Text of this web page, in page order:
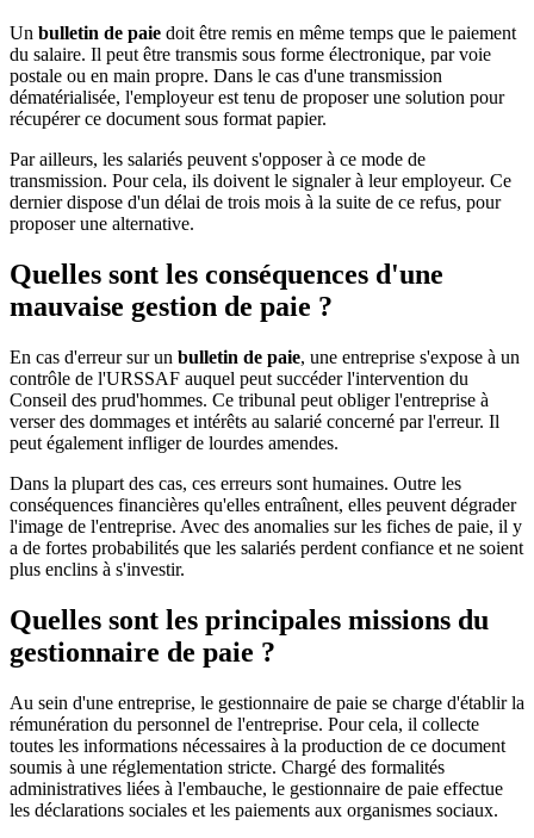
Un bulletin de paie doit être remis en même temps que le paiement
du salaire. Il peut être transmis sous forme électronique, par voie
postale ou en main propre. Dans le cas d'une transmission
dématérialisée, l'employeur est tenu de proposer une solution pour
récupérer ce document sous format papier.
Par ailleurs, les salariés peuvent s'opposer à ce mode de
transmission. Pour cela, ils doivent le signaler à leur employeur. Ce
dernier dispose d'un délai de trois mois à la suite de ce refus, pour
proposer une alternative.
Quelles sont les conséquences d'une
mauvaise gestion de paie ?
En cas d'erreur sur un bulletin de paie, une entreprise s'expose à un
contrôle de l'URSSAF auquel peut succéder l'intervention du
Conseil des prud'hommes. Ce tribunal peut obliger l'entreprise à
verser des dommages et intérêts au salarié concerné par l'erreur. Il
peut également infliger de lourdes amendes.
Dans la plupart des cas, ces erreurs sont humaines. Outre les
conséquences financières qu'elles entraînent, elles peuvent dégrader
l'image de l'entreprise. Avec des anomalies sur les fiches de paie, il y
a de fortes probabilités que les salariés perdent confiance et ne soient
plus enclins à s'investir.
Quelles sont les principales missions du
gestionnaire de paie ?
Au sein d'une entreprise, le gestionnaire de paie se charge d'établir la
rémunération du personnel de l'entreprise. Pour cela, il collecte
toutes les informations nécessaires à la production de ce document
soumis à une réglementation stricte. Chargé des formalités
administratives liées à l'embauche, le gestionnaire de paie effectue
les déclarations sociales et les paiements aux organismes sociaux.